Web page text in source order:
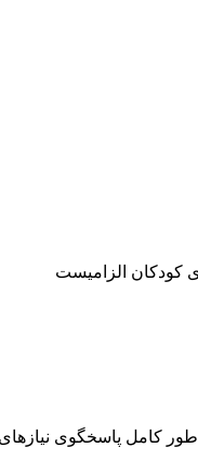
کودکان الزامیست
پاسخگوی